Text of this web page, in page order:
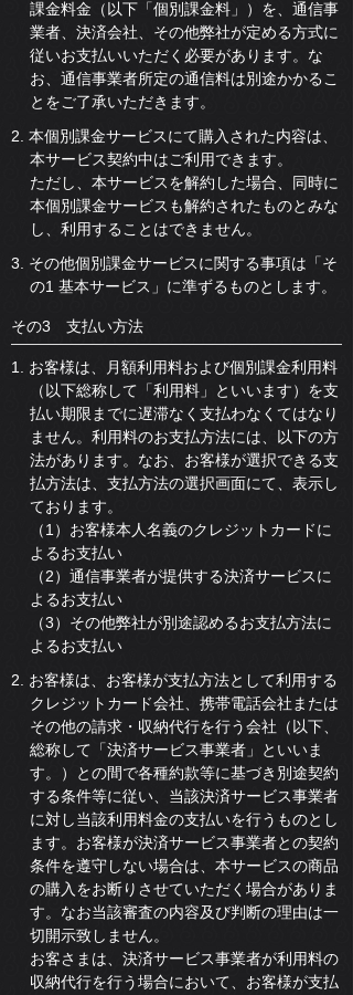
課金料金（以下「個別課金料」）を、通信事
業者、決済会社、その他弊社が定める方式に
従いお支払いいただく必要があります。な
お、通信事業者所定の通信料は別途かかるこ
とをご了承いただきます。
2. 本個別課金サービスにて購入された内容は、
本サービス契約中はご利用できます。
ただし、本サービスを解約した場合、同時に
本個別課金サービスも解約されたものとみな
し、利用することはできません。
3. その他個別課金サービスに関する事項は「そ
の1 基本サービス」に準ずるものとします。
その3 支払い方法
1. お客様は、月額利用料および個別課金利用料
（以下総称して「利用料」といいます）を支
払い期限までに遅滞なく支払わなくてはなり
ません。利用料のお支払方法には、以下の方
法があります。なお、お客様が選択できる支
払方法は、支払方法の選択画面にて、表示し
ております。
（1）お客様本人名義のクレジットカードに
よるお支払い
（2）通信事業者が提供する決済サービスに
よるお支払い
（3）その他弊社が別途認めるお支払方法に
よるお支払い
2. お客様は、お客様が支払方法として利用する
クレジットカード会社、携帯電話会社または
その他の請求・収納代行を行う会社（以下、
総称して「決済サービス事業者」といいま
す。）との間で各種約款等に基づき別途契約
する条件等に従い、当該決済サービス事業者
に対し当該利用料金の支払いを行うものとし
ます。お客様が決済サービス事業者との契約
条件を遵守しない場合は、本サービスの商品
の購入をお断りさせていただく場合がありま
す。なお当該審査の内容及び判断の理由は一
切開示致しません。
お客さまは、決済サービス事業者が利用料の
収納代行を行う場合において、お客様が支払